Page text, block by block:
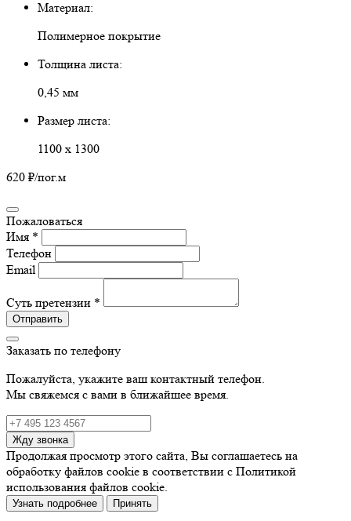
Материал:
Полимерное покрытие
Толщина листа:
0,45 мм
Размер листа:
1100 х 1300
620 ₽/пог.м
Пожаловаться
Имя *
Телефон
Email
Суть претензии *
Отправить
Заказать по телефону
Пожалуйста, укажите ваш контактный телефон.
Мы свяжемся с вами в ближайшее время.
Жду звонка
Продолжая просмотр этого сайта, Вы соглашаетесь на
обработку файлов cookie в соответствии с Политикой
использования файлов cookie.
Узнать подробнее Принять